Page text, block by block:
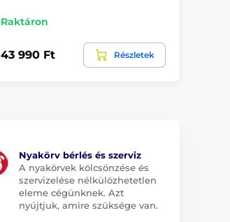
Raktáron
43 990 Ft Részletek
Nyakörv bérlés és szerviz
A nyakörvek kölcsönzése és
szervizelése nélkülözhetetlen
eleme cégünknek. Azt
nyújtjuk, amire szüksége van.